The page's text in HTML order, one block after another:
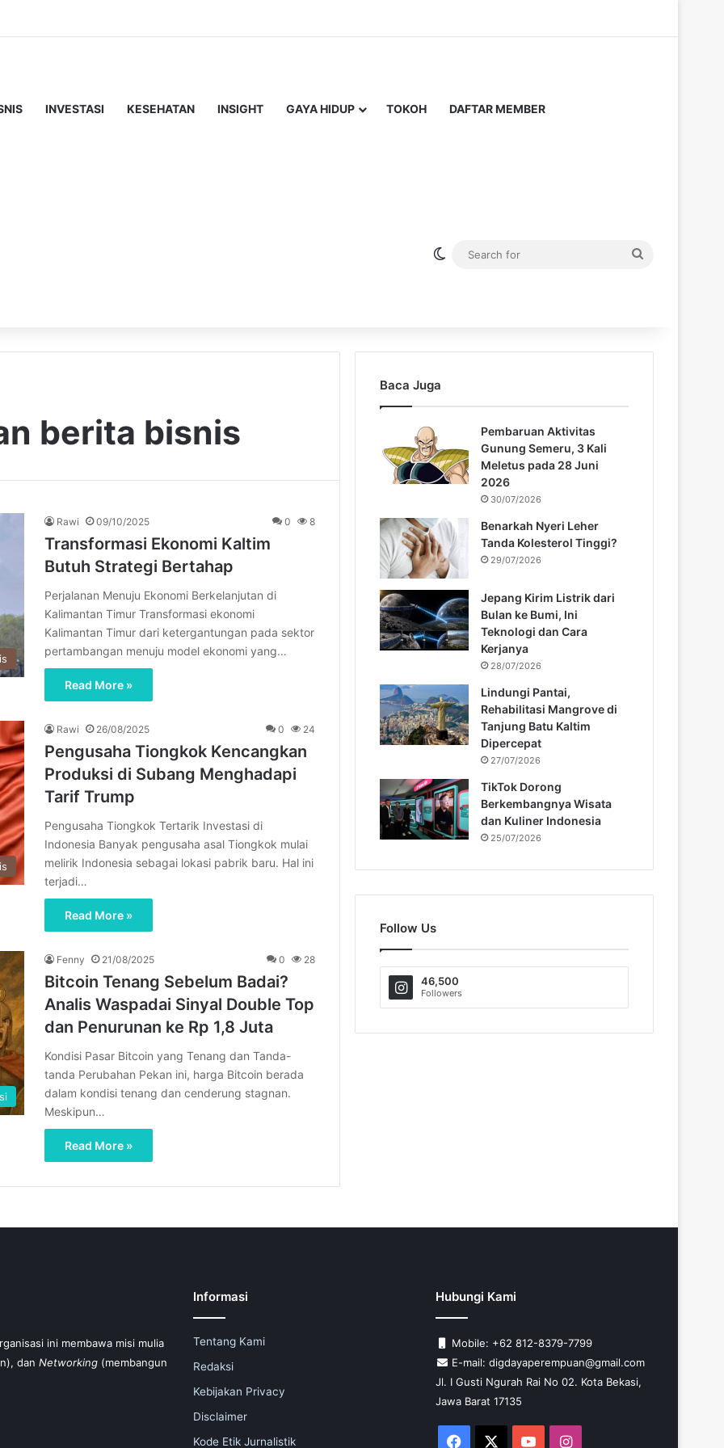
INVESTASI KESEHATAN INSIGHT GAYA HIDUP TOKOH DAFTAR MEMBER
Switch skin
berita bisnis
Rawi 09/10/2025 0 8
Transformasi Ekonomi Kaltim
Butuh Strategi Bertahap
Perjalanan Menuju Ekonomi Berkelanjutan di
Kalimantan Timur Transformasi ekonomi
Kalimantan Timur dari ketergantungan pada sektor
pertambangan menuju model ekonomi yang…
Read More »
Rawi 26/08/2025 0 24
Pengusaha Tiongkok Kencangkan
Produksi di Subang Menghadapi
Tarif Trump
Pengusaha Tiongkok Tertarik Investasi di
Indonesia Banyak pengusaha asal Tiongkok mulai
melirik Indonesia sebagai lokasi pabrik baru. Hal ini
terjadi…
Read More »
Fenny 21/08/2025 0 28
Bitcoin Tenang Sebelum Badai?
Analis Waspadai Sinyal Double Top
dan Penurunan ke Rp 1,8 Juta
Kondisi Pasar Bitcoin yang Tenang dan Tanda-
tanda Perubahan Pekan ini, harga Bitcoin berada
dalam kondisi tenang dan cenderung stagnan.
Meskipun…
Read More »
Baca Juga
Pembaruan Aktivitas
Gunung Semeru, 3 Kali
Meletus pada 28 Juni
2026
30/07/2026
Benarkah Nyeri Leher
Tanda Kolesterol Tinggi?
29/07/2026
Jepang Kirim Listrik dari
Bulan ke Bumi, Ini
Teknologi dan Cara
Kerjanya
28/07/2026
Lindungi Pantai,
Rehabilitasi Mangrove di
Tanjung Batu Kaltim
Dipercepat
27/07/2026
TikTok Dorong
Berkembangnya Wisata
dan Kuliner Indonesia
25/07/2026
Follow Us
46,500
Followers
ini membawa misi mulia
dan Networking (membangun
Informasi
Tentang Kami
Redaksi
Kebijakan Privacy
Disclaimer
Kode Etik Jurnalistik
Hubungi Kami
Mobile: +62 812-8379-7799
E-mail: digdayaperempuan@gmail.com
Jl. I Gusti Ngurah Rai No 02. Kota Bekasi,
Jawa Barat 17135
Facebook YouTubeInstagram